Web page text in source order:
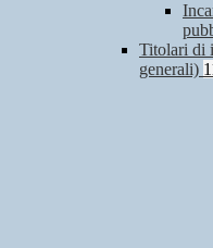
Titolari di
generali)